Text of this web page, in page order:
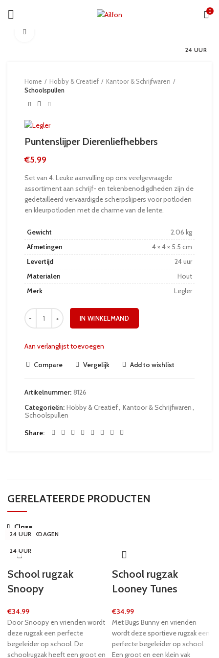
0
24 UUR
Home Hobby & Creatief
Kantoor & Schrijfwaren
Schoolspullen
Puntenslijper Dierenliefhebbers
€5.99
Set van 4. Leuke aanvulling op ons veelgevraagde
assortiment aan schrijf- en tekenbenodigdheden zijn de
gedetailleerd vervaardigde scherpslijpers voor potloden
en kleurpotloden met de charme van de lente.
Gewicht
2.06 kg
Afmetingen
4 × 4 × 5.5 cm
Levertijd
24 uur
Materialen
Hout
Merk
Legler
IN WINKELMAND
Aan verlanglijst toevoegen
Compare Vergelijk Add to wishlist
Artikelnummer: 8126
Categorieën: Hobby & Creatief Kantoor & Schrijfwaren
Schoolspullen
Share
GERELATEERDE PRODUCTEN
24 UUR
Close
School rugzak
Snoopy
€34.99
Door Snoopy en vrienden wordt
deze rugzak een perfecte
begeleider op school. De
schoolrugzak heeft een groot en
24 UUR
Close
School rugzak
Looney Tunes
€34.99
Met Bugs Bunny en vrienden
wordt deze sportieve rugzak een
perfecte begeleider op school.
Een groot en een klein vak
5-8 WERKDAGEN
Close
24 UUR
Close
24 UUR
Close
-12%
24 UUR
Close
24 UUR
Close
24 UUR
Close